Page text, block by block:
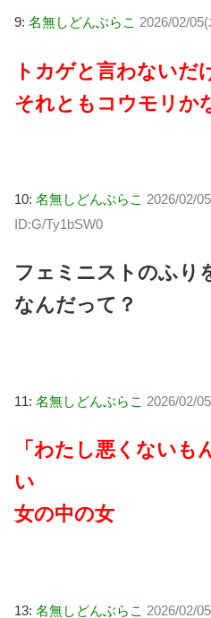
9: 名無しどんぶらこ 2026/02/
トカゲと言わないだ
それともコウモリか
10: 名無しどんぶらこ 2026/02/
ID:G/Ty1bSW0
フェミニストのふり
なんだって？
11: 名無しどんぶらこ 2026/02/
「わたし悪くないも
い
女の中の女
13: 名無しどんぶらこ 2026/02/